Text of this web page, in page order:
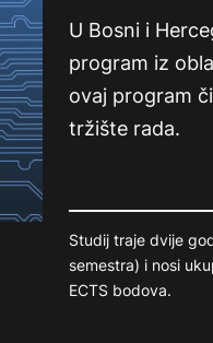
U Bosni i
program iz
ovaj program
tržište rada.
Studij traje dvije
semestra) i nosi
ECTS bodova.